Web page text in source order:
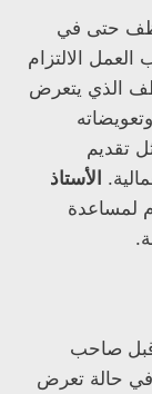
حتى في
الالتزام
الذي يتعرض
تقديم
الأستاذ
لمساعدة
قبل صاحب
حالة تعرض